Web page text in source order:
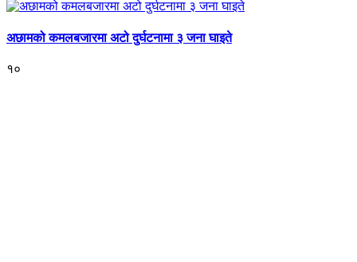
अछामको कमलबजारमा अटो दुर्घटनामा ३ जना घाइते
१०